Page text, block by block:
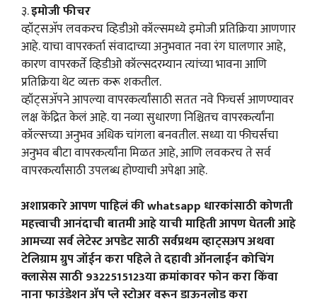
३.इमोजी फीचर
व्हॉट्सअ‍ॅप लवकरच व्हिडीओ कॉल्समध्ये इमोजी प्रतिक्रिया आणणार
आहे. याचा वापरकर्ता संवादाच्या अनुभवात नवा रंग घालणार आहे,
कारण वापरकर्ते व्हिडीओ कॉल्सदरम्यान त्यांच्या भावना आणि
प्रतिक्रिया थेट व्यक्त करू शकतील.
व्हॉट्सअ‍ॅपने आपल्या वापरकर्त्यांसाठी सतत नवे फिचर्स आणण्यावर
लक्ष केंद्रित केलं आहे. या नव्या सुधारणा निश्चितच वापरकर्त्यांना
कॉल्सच्या अनुभव अधिक चांगला बनवतील. सध्या या फीचर्सचा
अनुभव बीटा वापरकर्त्यांना मिळत आहे, आणि लवकरच ते सर्व
वापरकर्त्यांसाठी उपलब्ध होण्याची अपेक्षा आहे.
अशाप्रकारे आपण पाहिलं की whatsapp धारकांसाठी कोणती
महत्त्वाची आनंदाची बातमी आहे याची माहिती आपण घेतली आहे
आमच्या सर्व लेटेस्ट अपडेट साठी सर्वप्रथम व्हाट्सअप अथवा
टेलिग्राम ग्रुप जॉईन करा पहिले ते दहावी ऑनलाईन कोचिंग
क्लासेस साठी 9322515123या क्रमांकावर फोन करा किंवा
नाना फाउंडेशन ॲप प्ले स्टोअर वरून डाऊनलोड करा